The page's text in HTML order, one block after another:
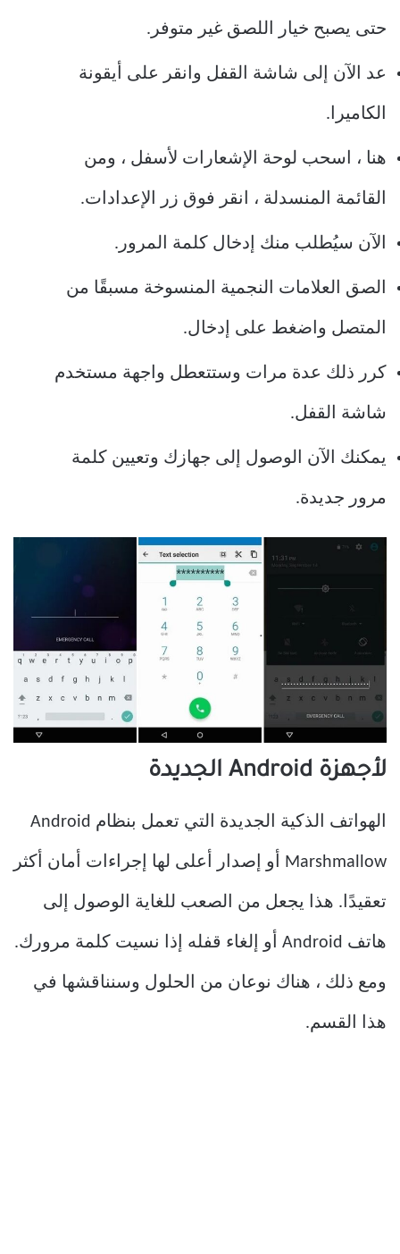
حتى يصبح خيار اللصق غير متوفر.
عد الآن إلى شاشة القفل وانقر على أيقونة
الكاميرا.
هنا ، اسحب لوحة الإشعارات لأسفل ، ومن
القائمة المنسدلة ، انقر فوق زر الإعدادات.
الآن سيُطلب منك إدخال كلمة المرور.
الصق العلامات النجمية المنسوخة مسبقًا من
المتصل واضغط على إدخال.
كرر ذلك عدة مرات وستتعطل واجهة مستخدم
شاشة القفل.
يمكنك الآن الوصول إلى جهازك وتعيين كلمة
مرور جديدة.
لأجهزة Android الجديدة
الهواتف الذكية الجديدة التي تعمل بنظام Android
Marshmallow أو إصدار أعلى لها إجراءات أمان أكثر
تعقيدًا. هذا يجعل من الصعب للغاية الوصول إلى
هاتف Android أو إلغاء قفله إذا نسيت كلمة مرورك.
ومع ذلك ، هناك نوعان من الحلول وسنناقشها في
هذا القسم.